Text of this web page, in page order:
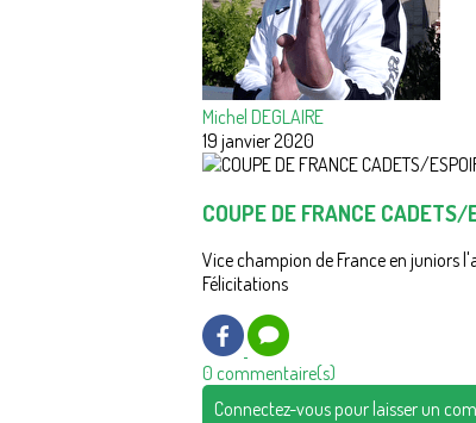
Michel DEGLAIRE
19 janvier 2020
COUPE DE FRANCE CADETS/
Vice champion de France en juniors
Félicitations
0 commentaire(s)
Connectez-vous pour laisser un